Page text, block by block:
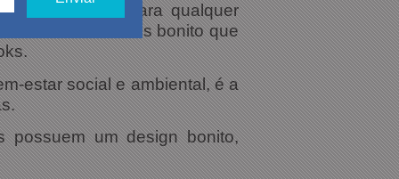
ideal, para qualquer
e cada um é mais bonito que
estar social e ambiental, é a
possuem um design bonito,